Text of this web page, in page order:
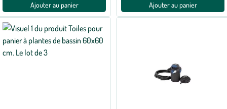
Ajouter au panier
Ajouter au panier